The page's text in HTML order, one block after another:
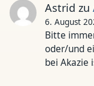
Astrid zu
6. August
Bitte
oder/und
bei Akazie